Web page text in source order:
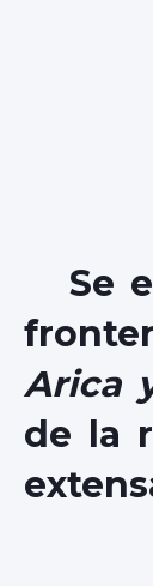
Se
Arica
de la
Es